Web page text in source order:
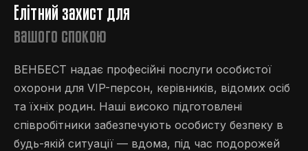
Елітний захист для
вашого спокою
ВЕНБЕСТ надає професійні послуги особистої
охорони для VIP-персон, керівників, відомих осіб
та їхніх родин. Наші високо підготовлені
співробітники забезпечують особисту безпеку в
будь-якій ситуації — вдома, під час подорожей